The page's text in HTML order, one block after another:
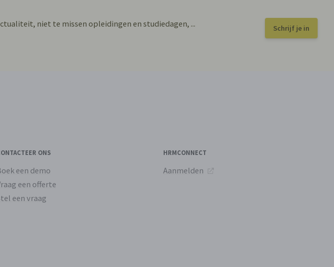
niet te missen opleidingen en studiedagen, ... Schrijf je in
ONS
een demo
een offerte
een vraag
HRMCONNECT
Aanmelden